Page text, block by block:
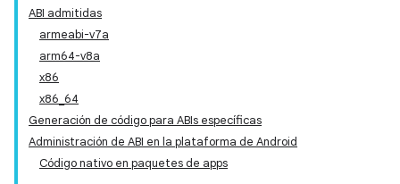
ABI admitidas
armeabi-v7a
arm64-v8a
x86
x86_64
Generación de código para ABIs específicas
Administración de ABI en la plataforma de Android
Código nativo en paquetes de apps